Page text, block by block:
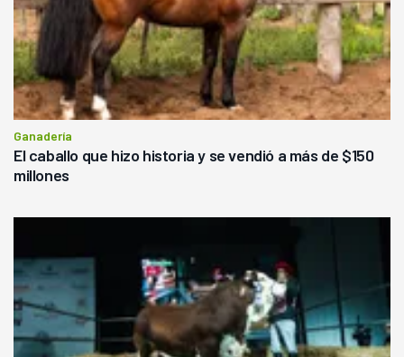
Ganadería
El caballo que hizo historia y se vendió a más de $150
millones